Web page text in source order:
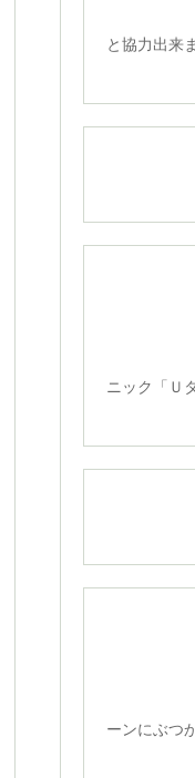
上
と協力出来
方
ニック「Ｕ
ーンにぶつ
ボ